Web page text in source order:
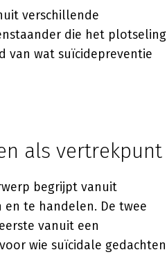
verschillende
die het plotseling
van wat suïcidepreventie
als vertrekpunt
begrijpt vanuit
te handelen. De twee
vanuit een
wie suïcidale gedachten